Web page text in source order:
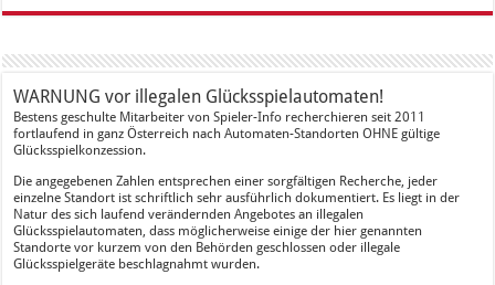
WARNUNG vor illegalen Glücksspielautomaten!
Bestens geschulte Mitarbeiter von Spieler-Info recherchieren seit 2011
fortlaufend in ganz Österreich nach Automaten-Standorten OHNE gültige
Glücksspielkonzession.
Die angegebenen Zahlen entsprechen einer sorgfältigen Recherche, jeder
einzelne Standort ist schriftlich sehr ausführlich dokumentiert. Es liegt in der
Natur des sich laufend verändernden Angebotes an illegalen
Glücksspielautomaten, dass möglicherweise einige der hier genannten
Standorte vor kurzem von den Behörden geschlossen oder illegale
Glücksspielgeräte beschlagnahmt wurden.